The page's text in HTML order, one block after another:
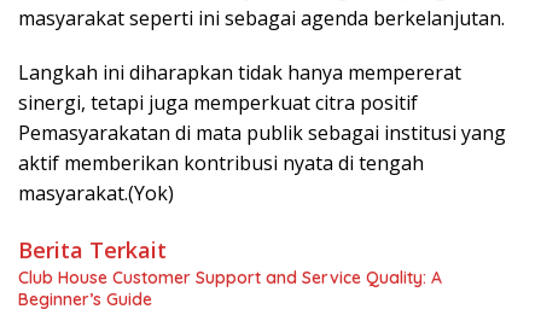
masyarakat seperti ini sebagai agenda berkelanjutan.
Langkah ini diharapkan tidak hanya mempererat
sinergi, tetapi juga memperkuat citra positif
Pemasyarakatan di mata publik sebagai institusi yang
aktif memberikan kontribusi nyata di tengah
masyarakat.(Yok)
Berita Terkait
Club House Customer Support and Service Quality: A
Beginner’s Guide